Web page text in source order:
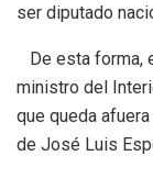
ser diputado
De esta forma,
ministro del
que queda
de José Luis